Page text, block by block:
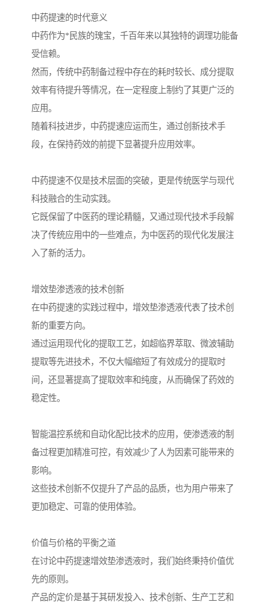
中药提速的时代意义
中药作为*民族的瑰宝，千百年来以其独特的调理功能备
受信赖。
然而，传统中药制备过程中存在的耗时较长、成分提取
效率有待提升等情况，在一定程度上制约了其更广泛的
应用。
随着科技进步，中药提速应运而生，通过创新技术手
段，在保持药效的前提下显著提升应用效率。
中药提速不仅是技术层面的突破，更是传统医学与现代
科技融合的生动实践。
它既保留了中医药的理论精髓，又通过现代技术手段解
决了传统应用中的一些难点，为中医药的现代化发展注
入了新的活力。
增效垫渗透液的技术创新
在中药提速的实践过程中，增效垫渗透液代表了技术创
新的重要方向。
通过运用现代化的提取工艺，如超临界萃取、微波辅助
提取等先进技术，不仅大幅缩短了有效成分的提取时
间，还显著提高了提取效率和纯度，从而确保了药效的
稳定性。
智能温控系统和自动化配比技术的应用，使渗透液的制
备过程更加精准可控，有效减少了人为因素可能带来的
影响。
这些技术创新不仅提升了产品的品质，也为用户带来了
更加稳定、可靠的使用体验。
价值与价格的平衡之道
在讨论中药提速增效垫渗透液时，我们始终秉持价值优
先的原则。
产品的定价是基于其研发投入、技术创新、生产工艺和